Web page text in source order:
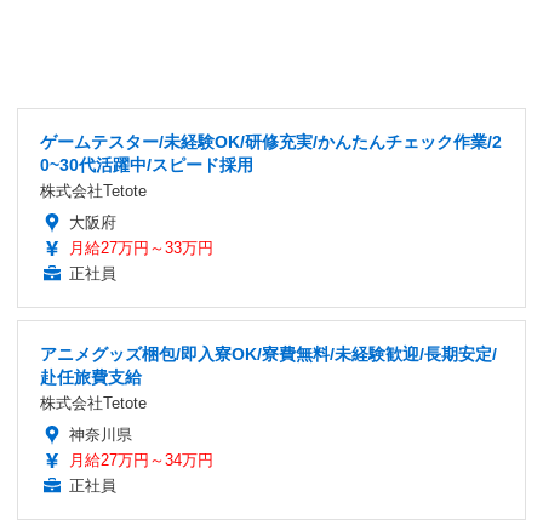
ゲームテスター/未経験OK/研修充実/かんたんチェック作業/2
0~30代活躍中/スピード採用
株式会社Tetote
大阪府
月給27万円～33万円
正社員
アニメグッズ梱包/即入寮OK/寮費無料/未経験歓迎/長期安定/
赴任旅費支給
株式会社Tetote
神奈川県
月給27万円～34万円
正社員